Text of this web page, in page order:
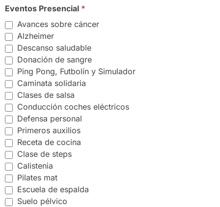
Eventos Presencial *
Avances sobre cáncer
Alzheimer
Descanso saludable
Donación de sangre
Ping Pong, Futbolín y Simulador
Caminata solidaria
Clases de salsa
Conducción coches eléctricos
Defensa personal
Primeros auxilios
Receta de cocina
Clase de steps
Calistenia
Pilates mat
Escuela de espalda
Suelo pélvico